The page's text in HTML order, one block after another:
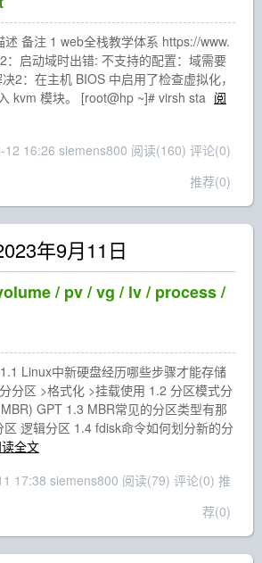
备注 1 web全栈教学体系 https://www.
：启动域时出错: 不支持的配置：域需要
2：在主机 BIOS 中启用了检查虚拟化，
kvm 模块。 [root@hp ~]# virsh sta 阅
16:26 siemens800 阅读(160) 评论(0)
推荐(0)
年9月11日
/ pv / vg / lv / process /
Linux中新硬盘经历哪些步骤才能存储
分区 >格式化 >挂载使用 1.2 分区模式分
GPT 1.3 MBR常见的分区类型有那
逻辑分区 1.4 fdisk命令如何划分新的分
全文
17:38 siemens800 阅读(79) 评论(0) 推
荐(0)